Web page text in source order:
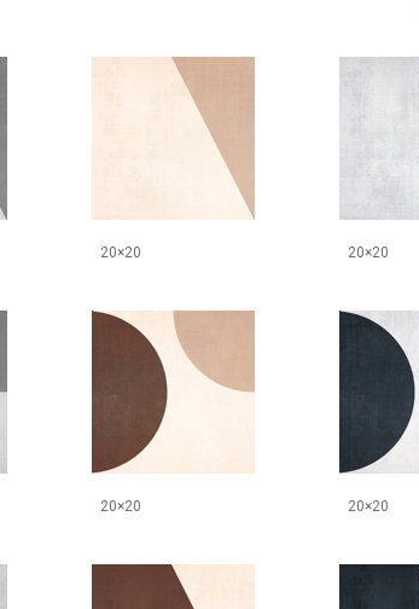
20×20
20×20
20×20
20×20